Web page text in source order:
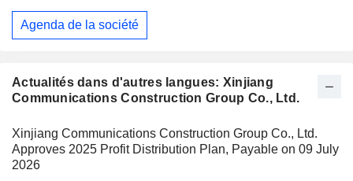
Actualités dans d'autres langues: Xinjiang
Communications Construction Group Co., Ltd.
Xinjiang Communications Construction Group Co., Ltd.
Approves 2025 Profit Distribution Plan, Payable on 09 July
2026
Agenda de la société